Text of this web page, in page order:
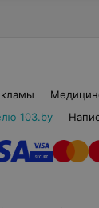
103.by